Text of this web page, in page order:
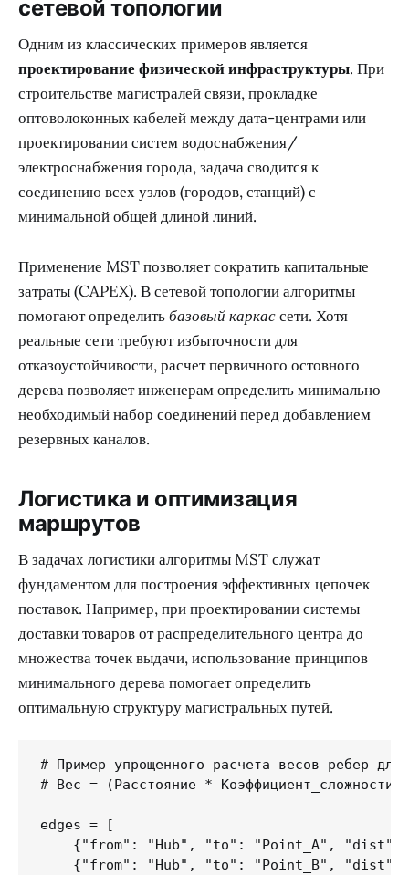
сетевой топологии
Одним из классических примеров является
проектирование физической инфраструктуры. При
строительстве магистралей связи, прокладке
оптоволоконных кабелей между дата-центрами или
проектировании систем водоснабжения/
электроснабжения города, задача сводится к
соединению всех узлов (городов, станций) с
минимальной общей длиной линий.
Применение MST позволяет сократить капитальные
затраты (CAPEX). В сетевой топологии алгоритмы
помогают определитьбазовый каркассети. Хотя
реальные сети требуют избыточности для
отказоустойчивости, расчет первичного остовного
дерева позволяет инженерам определить минимально
необходимый набор соединений перед добавлением
резервных каналов.
Логистика и оптимизация
маршрутов
В задачах логистики алгоритмы MST служат
фундаментом для построения эффективных цепочек
поставок. Например, при проектировании системы
доставки товаров от распределительного центра до
множества точек выдачи, использование принципов
минимального дерева помогает определить
оптимальную структуру магистральных путей.
# Пример упрощенного расчета весов ребер для
# Вес = (Расстояние * Коэффициент_сложности)
edges = [
{"from": "Hub", "to": "Point_A", "dist":
{"from": "Hub", "to": "Point_B", "dist":